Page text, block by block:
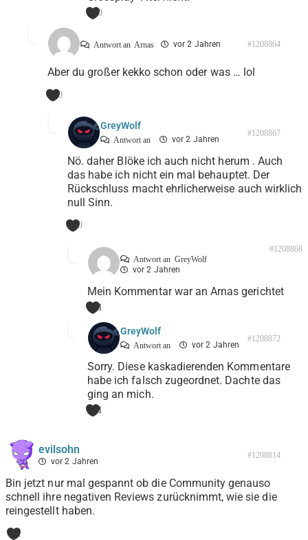
0
Antwort an Arnas vor 2 Jahren #1208864
Aber du großer kekko schon oder was … lol
0
GreyWolf
Antwort an vor 2 Jahren
#1208867
Nö. daher Blöke ich auch nicht herum . Auch
das habe ich nicht ein mal behauptet. Der
Rückschluss macht ehrlicherweise auch wirklich
null Sinn.
0
Antwort an GreyWolf
vor 2 Jahren
#1208868
Mein Kommentar war an Arnas gerichtet
1
GreyWolf
Antwort an vor 2 Jahren
#1208872
Sorry. Diese kaskadierenden Kommentare
habe ich falsch zugeordnet. Dachte das
ging an mich.
1
evilsohn
vor 2 Jahren
#1208814
Bin jetzt nur mal gespannt ob die Community genauso
schnell ihre negativen Reviews zurücknimmt, wie sie die
reingestellt haben.
1